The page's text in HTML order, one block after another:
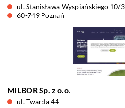
ul. Stanisława Wyspiańskiego 10/3
60-749 Poznań
MILBOR Sp. z o.o.
ul. Twarda 44